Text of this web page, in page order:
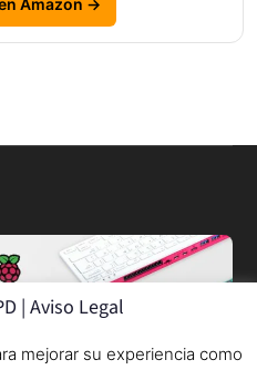
| Aviso Legal
mejorar su experiencia como